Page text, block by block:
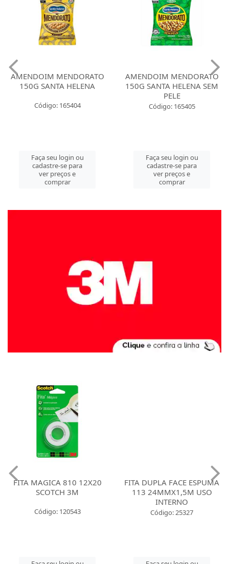
AMENDOIM MENDORATO
150G SANTA HELENA
Código: 165404
Faça seu login ou
cadastre-se para
ver preços e
comprar
AMENDOIM MENDORATO
150G SANTA HELENA SEM
PELE
Código: 165405
Faça seu login ou
cadastre-se para
ver preços e
comprar
FITA MAGICA 810 12X20
SCOTCH 3M
Código: 120543
FITA DUPLA FACE ESPUMA
113 24MMX1,5M USO
INTERNO
Código: 25327